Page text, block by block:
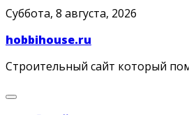
Skip
content
Суббота, 8 августа, 2026
hobbihouse.ru
Строительный сайт который